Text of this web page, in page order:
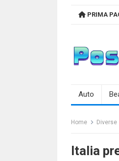
PRIMA
Auto
Home Diverse
Italia